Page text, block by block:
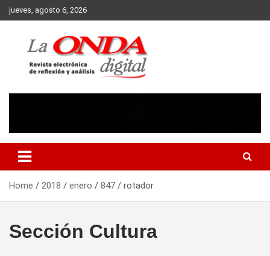
Skip
to
jueves, agosto 6, 2026
Home 2018 enero 847 rotador